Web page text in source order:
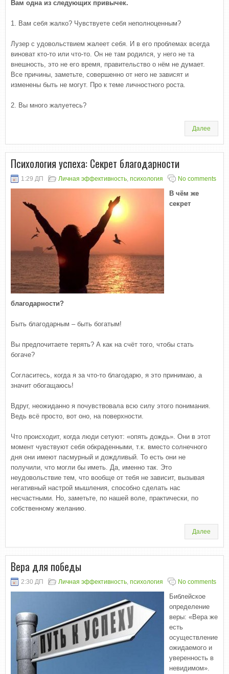
Вам одна из следующих привычек.
1. Вам себя жалко? Чувствуете себя неполноценным?
Лузер с удовольствием жалеет себя. И в его проблемах всегда
виноват кто-то или что-то. Он не там родился, у него не та
внешность, это не его время, правительство о нём не думает.
Все причины, заметьте, совершенно от него не зависят и
изменены быть не могут. Про к теме личностного роста.
2. Вы много жалуетесь?
Далее
Психология успеха: Секрет благодарности
1:29 ДП Личная эффективность, психология No comments
В чём же
секрет
благодарности?
Быть благодарным – быть богатым!
Вы предпочитаете терять? А как на счёт того, чтобы стать
богаче?
Согласитесь, когда я за что-то благодарю, я это принимаю, а
значит обогащаюсь!
Вдруг, неожиданно я почувствовала всю силу этого понимания.
Ведь всё просто, вот оно, на поверхности.
Что происходит, когда люди сетуют: «опять дождь». Они в этот
момент чувствуют себя обкраденными, т.к. вместо солнечного
дня они имеют пасмурный и дождливый. То есть они не
получили, что могли бы иметь. Да, именно так. Это
неудовольствие тем, что вообще от тебя не зависит, вызывая
негативный настрой мышления, способно сделать нас
несчастными. Но, заметьте, по нашей воле, практически, по
собственному желанию.
Далее
Вера для победы
2:30 ДП Личная эффективность, психология No comments
Библейское
определение
веры: «Вера же
есть
осуществление
ожидаемого и
уверенность в
невидимом».